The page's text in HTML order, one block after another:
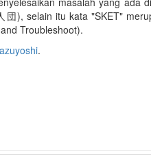
), selain itu kata "SKET"
Troubleshoot).
.